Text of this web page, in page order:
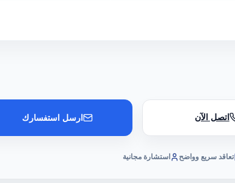
اتصل الآن ارسل استفسارك
تعاقد سريع وواضح استشارة مجانية